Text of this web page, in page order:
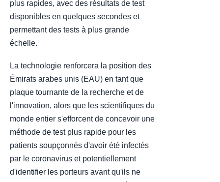
plus rapides, avec des résultats de test
disponibles en quelques secondes et
permettant des tests à plus grande
échelle.
La technologie renforcera la position des
Émirats arabes unis (EAU) en tant que
plaque tournante de la recherche et de
l'innovation, alors que les scientifiques du
monde entier s'efforcent de concevoir une
méthode de test plus rapide pour les
patients soupçonnés d'avoir été infectés
par le coronavirus et potentiellement
d'identifier les porteurs avant qu'ils ne